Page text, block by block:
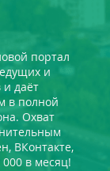
портал
и
даёт
в полной
Охват
ВКонтакте,
в месяц!